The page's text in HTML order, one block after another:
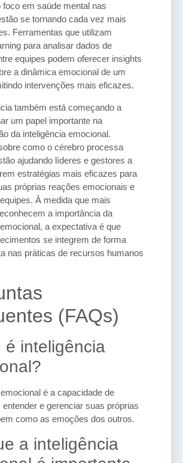
foco em saúde mental nas
se tornando cada vez mais
Ferramentas que utilizam
para analisar dados de
equipes podem oferecer insights
a dinâmica emocional de um
intervenções mais eficazes.
também está começando a
um papel importante na
da inteligência emocional.
como o cérebro processa
ajudando líderes e gestores a
estratégias mais eficazes para
próprias reações emocionais e
À medida que mais
a importância da
a expectativa é que
se integrem de forma
nas práticas de recursos humanos
(FAQs)
é inteligência
é a capacidade de
entender e gerenciar suas próprias
como as emoções dos outros.
a inteligência